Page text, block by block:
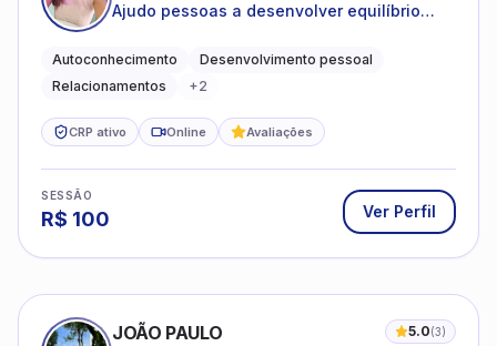
Ajudo pessoas a desenvolver equilíbrio
Autoconhecimento
Desenvolvimento pessoal
Relacionamentos
+2
CRP ativo Online Avaliações
SESSÃO
R$ 100 Ver Perfil
JOÃO PAULO 5.0(3)